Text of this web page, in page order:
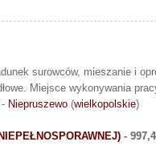
surowców, mieszanie i
Miejsce wykonywania
Niepruszewo (wielkopolskie)
-